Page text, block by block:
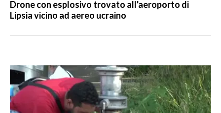
Drone con esplosivo trovato all'aeroporto di
Lipsia vicino ad aereo ucraino